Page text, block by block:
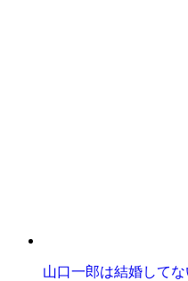
山口一郎は結婚して